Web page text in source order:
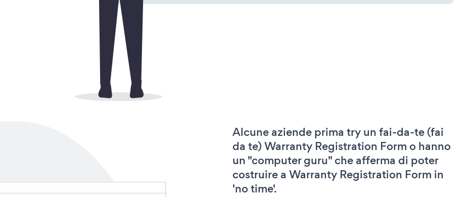
Alcune aziende prima try un fai-da-te (fai
da te) Warranty Registration Form o hanno
un "computer guru" che afferma di poter
costruire a Warranty Registration Form in
'no time'.